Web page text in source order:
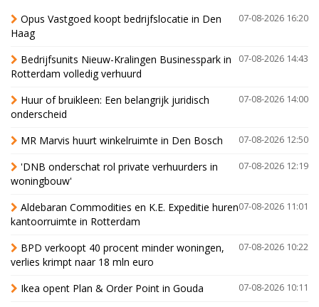
07-08-2026 16:20
Opus Vastgoed koopt bedrijfslocatie in Den
Haag
07-08-2026 14:43
Bedrijfsunits Nieuw-Kralingen Businesspark in
Rotterdam volledig verhuurd
07-08-2026 14:00
Huur of bruikleen: Een belangrijk juridisch
onderscheid
07-08-2026 12:50
MR Marvis huurt winkelruimte in Den Bosch
07-08-2026 12:19
'DNB onderschat rol private verhuurders in
woningbouw'
07-08-2026 11:01
Aldebaran Commodities en K.E. Expeditie huren
kantoorruimte in Rotterdam
07-08-2026 10:22
BPD verkoopt 40 procent minder woningen,
verlies krimpt naar 18 mln euro
07-08-2026 10:11
Ikea opent Plan & Order Point in Gouda